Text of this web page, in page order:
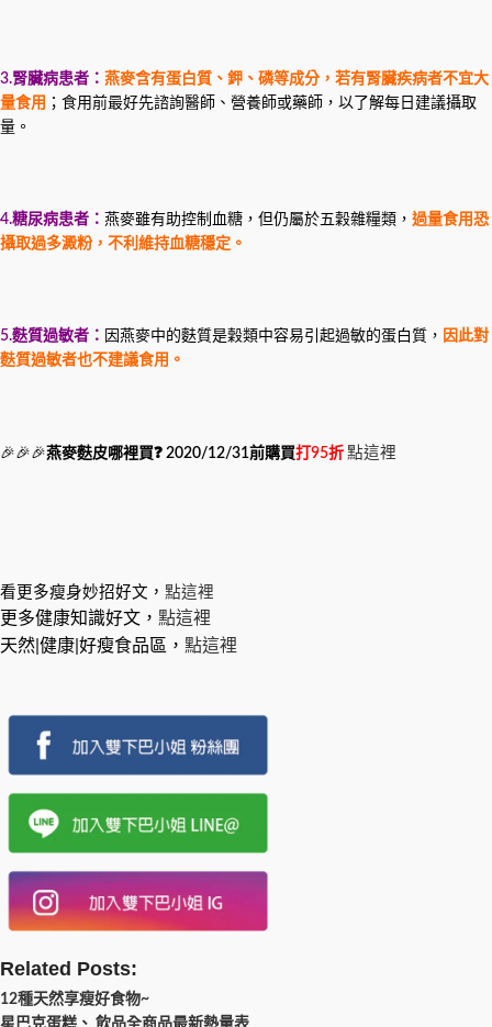
3.腎臟病患者： 燕麥含有蛋白質、鉀、磷等成分，若有腎臟疾病者不宜大
量食用 ；食用前最好先諮詢醫師、營養師或藥師，以了解每日建議攝取
量。
4.糖尿病患者： 燕麥雖有助控制血糖，但仍屬於五穀雜糧類， 過量食用恐
攝取過多澱粉，不利維持血糖穩定。
5.麩質過敏者： 因燕麥中的麩質是穀類中容易引起過敏的蛋白質， 因此對
麩質過敏者也不建議食用。
🎉🎉🎉燕麥麩皮哪裡買❓ 2020/12/31前購買打95折 點這裡
看更多瘦身妙招好文， 點這裡
更多健康知識好文， 點這裡
天然|健康|好瘦食品區， 點這裡
Related Posts:
12種天然享瘦好食物~
星巴克蛋糕、 飲品全商品最新熱量表